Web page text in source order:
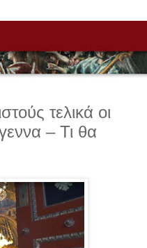
τελικά οι
– Τι θα